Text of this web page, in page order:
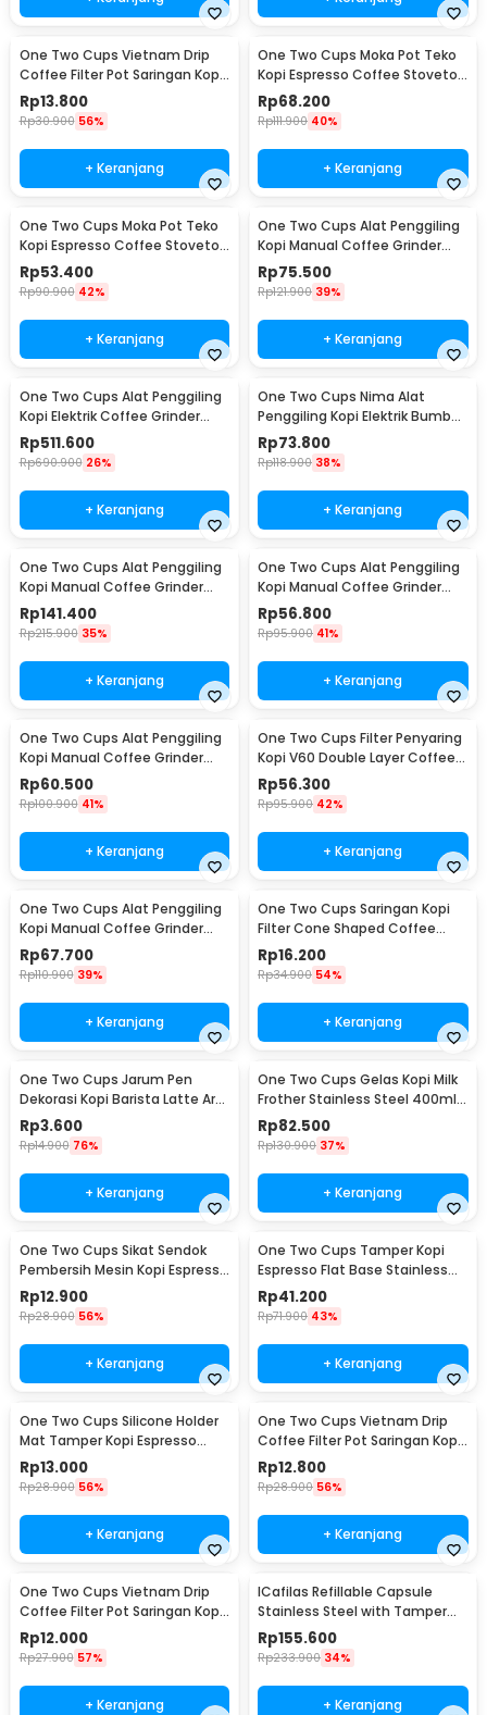
One Two Cups Vietnam Drip
Coffee Filter Pot Saringan Kopi
180ml 8Q - LC1
Rp13.800
Rp30.900 56%
+ Keranjang
One Two Cups Moka Pot Teko
Kopi Espresso Coffee Stovetop
4 Cup 200ml - Z20
Rp68.200
Rp111.900 40%
+ Keranjang
One Two Cups Moka Pot Teko
Kopi Espresso Coffee Stovetop
2 Cup 100ml - Z20
Rp53.400
Rp90.900 42%
+ Keranjang
One Two Cups Alat Penggiling
Kopi Manual Coffee Grinder
Wood - 16290
Rp75.500
Rp121.900 39%
+ Keranjang
One Two Cups Alat Penggiling
Kopi Elektrik Coffee Grinder
Adjustable - 600N
Rp511.600
Rp690.900 26%
+ Keranjang
One Two Cups Nima Alat
Penggiling Kopi Elektrik Bumbu
Coffee Grinder - NM-8300
Rp73.800
Rp118.900 38%
+ Keranjang
One Two Cups Alat Penggiling
Kopi Manual Coffee Grinder
Wood 30g - CW85532
Rp141.400
Rp215.900 35%
+ Keranjang
One Two Cups Alat Penggiling
Kopi Manual Coffee Grinder
160ml - CF012
Rp56.800
Rp95.900 41%
+ Keranjang
One Two Cups Alat Penggiling
Kopi Manual Coffee Grinder
Adjustable - RHNHA0176
Rp60.500
Rp100.900 41%
+ Keranjang
One Two Cups Filter Penyaring
Kopi V60 Double Layer Coffee
Filter - FS-40S
Rp56.300
Rp95.900 42%
+ Keranjang
One Two Cups Alat Penggiling
Kopi Manual Coffee Grinder
Adjustable - CF4146
Rp67.700
Rp110.900 39%
+ Keranjang
One Two Cups Saringan Kopi
Filter Cone Shaped Coffee
Dripper 1 PCS - K741
Rp16.200
Rp34.900 54%
+ Keranjang
One Two Cups Jarum Pen
Dekorasi Kopi Barista Latte Art
Needle 13cm - F3F27
Rp3.600
Rp14.900 76%
+ Keranjang
One Two Cups Gelas Kopi Milk
Frother Stainless Steel 400ml -
WZ0011
Rp82.500
Rp130.900 37%
+ Keranjang
One Two Cups Sikat Sendok
Pembersih Mesin Kopi Espresso
2in1 - 8809
Rp12.900
Rp28.900 56%
+ Keranjang
One Two Cups Tamper Kopi
Espresso Flat Base Stainless
Steel 51mm - SS51
Rp41.200
Rp71.900 43%
+ Keranjang
One Two Cups Silicone Holder
Mat Tamper Kopi Espresso
Barista - 0310
Rp13.000
Rp28.900 56%
+ Keranjang
One Two Cups Vietnam Drip
Coffee Filter Pot Saringan Kopi
124ml 7Q - LC1
Rp12.800
Rp28.900 56%
+ Keranjang
One Two Cups Vietnam Drip
Coffee Filter Pot Saringan Kopi
114ml 6Q - LC1
Rp12.000
Rp27.900 57%
+ Keranjang
ICafilas Refillable Capsule
Stainless Steel with Tamper
for Nespresso - F456
Rp155.600
Rp233.900 34%
+ Keranjang